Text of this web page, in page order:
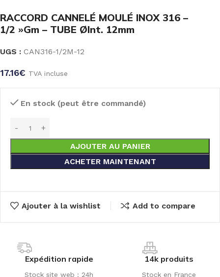
RACCORD CANNELÉ MOULÉ INOX 316 –
1/2 »Gm – TUBE ØInt. 12mm
UGS : CAN316-1/2M-12
17.16€ TVA incluse
En stock (peut être commandé)
AJOUTER AU PANIER
ACHETER MAINTENANT
Ajouter à la wishlist Add to compare
Expédition rapide
Stock site web : 24h
14k produits
Stock en France